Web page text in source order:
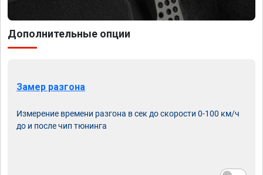
Дополнительные опции
Замер разгона
Измерение времени разгона в сек до скорости 0-100 км/ч
до и после чип тюнинга